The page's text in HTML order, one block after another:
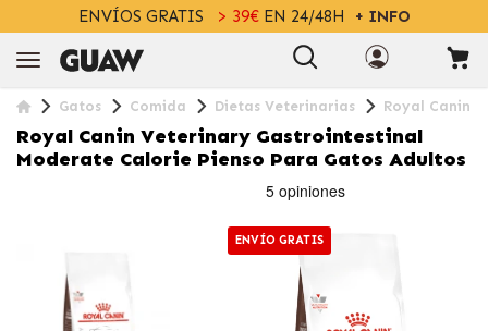
ENVÍOS GRATIS > 39€EN 24/48H + INFO
Gatos Comida Dietas Veterinarias Royal Canin
Royal Canin Veterinary Gastrointestinal
Moderate Calorie Pienso Para Gatos Adultos
ENVÍO GRATIS